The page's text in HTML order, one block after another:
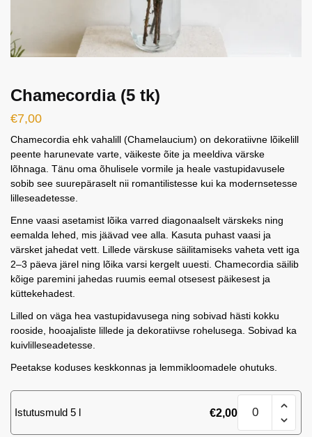
Chamecordia (5 tk)
€7,00
Chamecordia ehk vahalill (Chamelaucium) on dekoratiivne lõikelill
peente harunevate varte, väikeste õite ja meeldiva värske
lõhnaga. Tänu oma õhulisele vormile ja heale vastupidavusele
sobib see suurepäraselt nii romantilistesse kui ka modernsetesse
lilleseadetesse.
Enne vaasi asetamist lõika varred diagonaalselt värskeks ning
eemalda lehed, mis jäävad vee alla. Kasuta puhast vaasi ja
värsket jahedat vett. Lillede värskuse säilitamiseks vaheta vett iga
2–3 päeva järel ning lõika varsi kergelt uuesti. Chamecordia säilib
kõige paremini jahedas ruumis eemal otsesest päikesest ja
küttekehadest.
Lilled on väga hea vastupidavusega ning sobivad hästi kokku
rooside, hooajaliste lillede ja dekoratiivse rohelusega. Sobivad ka
kuivlilleseadetesse.
Peetakse koduses keskkonnas ja lemmikloomadele ohutuks.
Istutusmuld 5 l €2,00
Chamecordia
tk)